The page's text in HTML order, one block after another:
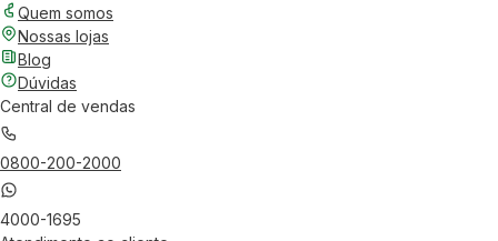
Quem somos
Nossas lojas
Blog
Dúvidas
Central de vendas
0800-200-2000
4000-1695